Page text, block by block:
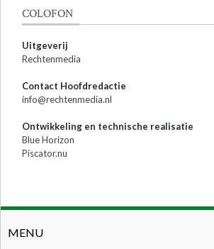
COLOFON
Uitgeverij
Rechtenmedia
Contact Hoofdredactie
info@rechtenmedia.nl
Ontwikkeling en technische realisatie
Blue Horizon
Piscator.nu
MENU